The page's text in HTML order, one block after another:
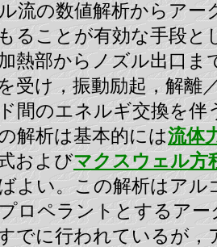
流の数値解析からアー
ることが有効な手段と
熱部からノズル出口ま
受け，振動励起，解離
間のエネルギ交換を伴
解析は基本的には流体
およびマクスウェル方
よい。この解析はアル
ロペラントとするアー
でに行われているが，